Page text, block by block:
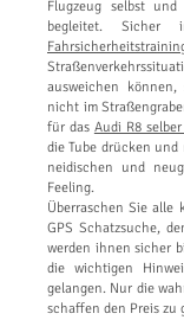
Flugzeug selbst
begleitet.
ausweichen
nicht im
für das Audi R8
die Tube drücken
neidischen und
Feeling.
Überraschen Sie alle
GPS Schatzsuche,
werden ihnen sicher
die wichtigen
gelangen. Nur die
schaffen den Preis zu